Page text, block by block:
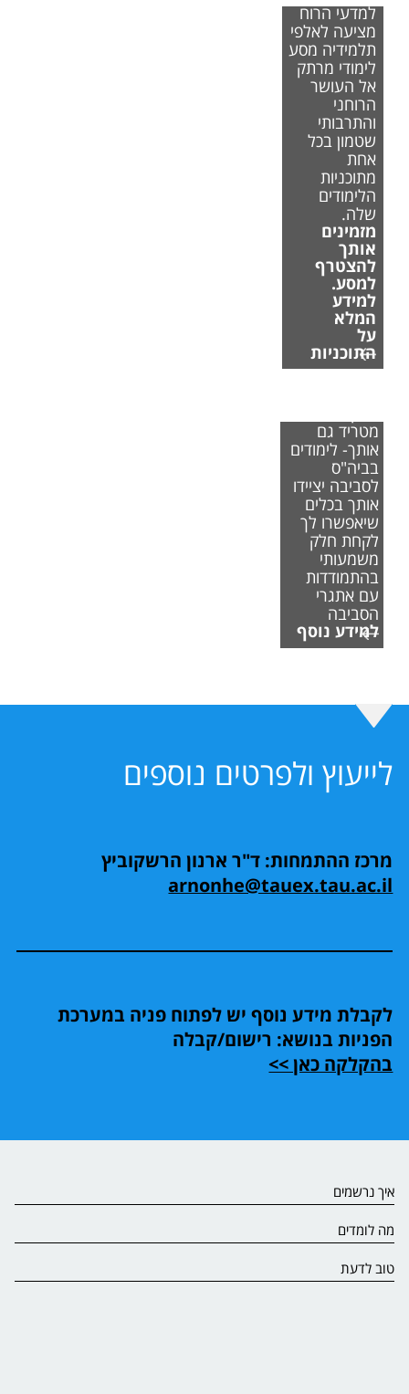
למדעי הרוח
מציעה לאלפי
תלמידיה מסע
לימודי מרתק
אל העושר
הרוחני
והתרבותי
שטמון בכל
אחת
מתוכניות
הלימודים
שלה.
מזמינים
אותך
להצטרף
למסע.
למידע
המלא
על
התוכניות
מטריד גם
אותך- לימודים
בביה"ס
לסביבה יציידו
אותך בכלים
שיאפשרו לך
לקחת חלק
משמעותי
בהתמודדות
עם אתגרי
הסביבה
למידע נוסף
לייעוץ ולפרטים נוספים
מרכז ההתמחות: ד"ר ארנון הרשקוביץ
arnonhe@tauex.tau.ac.il
לקבלת מידע נוסף יש לפתוח פניה במערכת
הפניות בנושא: רישום/קבלה
בהקלקה כאן >>
איך נרשמים
מה לומדים
טוב לדעת